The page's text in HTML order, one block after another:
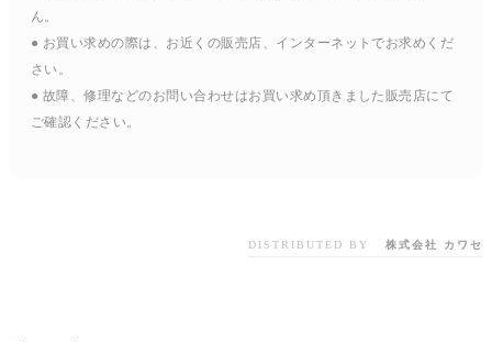
ん。
● お買い求めの際は、お近くの販売店、インターネットでお求めくだ
さい。
● 故障、修理などのお問い合わせはお買い求め頂きました販売店にて
ご確認ください。
DISTRIBUTED BY 株式会社 カワセ